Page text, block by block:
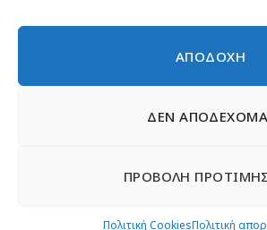
ΑΠΟΔΟΧΗ
ΔΕΝ
ΠΡΟΒΟΛΗ
Πολιτική CookiesΠολιτική
© 2026 Νίκη
Έντυπα
Εγγραφή μέλους